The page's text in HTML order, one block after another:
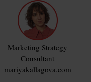
Marketing Strategy
Consultant
mariyakallagova.com